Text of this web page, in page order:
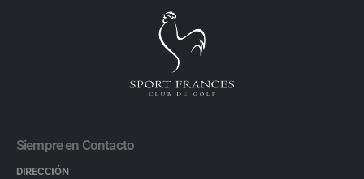
Siempre en Contacto
DIRECCIÓN